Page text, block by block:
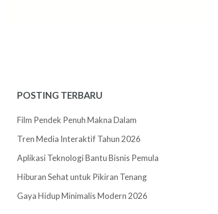
POSTING TERBARU
Film Pendek Penuh Makna Dalam
Tren Media Interaktif Tahun 2026
Aplikasi Teknologi Bantu Bisnis Pemula
Hiburan Sehat untuk Pikiran Tenang
Gaya Hidup Minimalis Modern 2026